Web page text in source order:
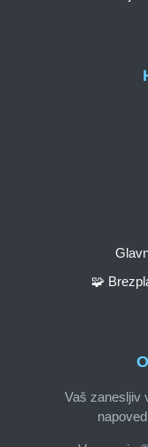
Vaš zanesljiv
🧩